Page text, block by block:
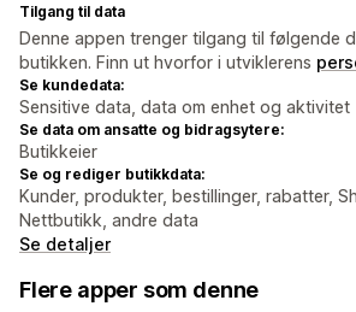
Tilgang til data
Denne appen trenger tilgang til følgende
butikken. Finn ut hvorfor i utviklerens
Se kundedata:
Sensitive data, data om enhet og aktivitet
Se data om ansatte og bidragsytere:
Butikkeier
Se og rediger butikkdata:
Kunder, produkter, bestillinger, rabatter,
Nettbutikk, andre data
Se detaljer
Flere apper som denne